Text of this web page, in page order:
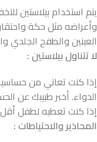
يتم استخدام بيلاستين
وأعراضه مثل حكة
العينين والطفح الجلدي
لا تتناول بيلاستين:
إذا كنت تعاني من
الدواء. أخبر طبيبك عن
إذا كنت تعطيه لطفل أقل من 12
المحاذير والاحتياطات: